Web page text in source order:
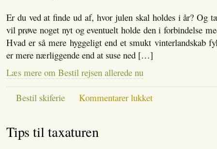
din
næste
rejse
skal
gå
hen
Er du ved at finde ud af, hvor julen skal holdes i år? Og
vil prøve noget nyt og eventuelt holde den i forbindelse
Hvad er så mere hyggeligt end et smukt vinterlandskab
er mere nærliggende end at suse ned […]
Læs mere om Bestil rejsen allerede nu
Bestil skiferie Kommentarer lukkettil
Bestil
Tips til taxaturen